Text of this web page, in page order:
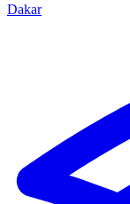
Dakar